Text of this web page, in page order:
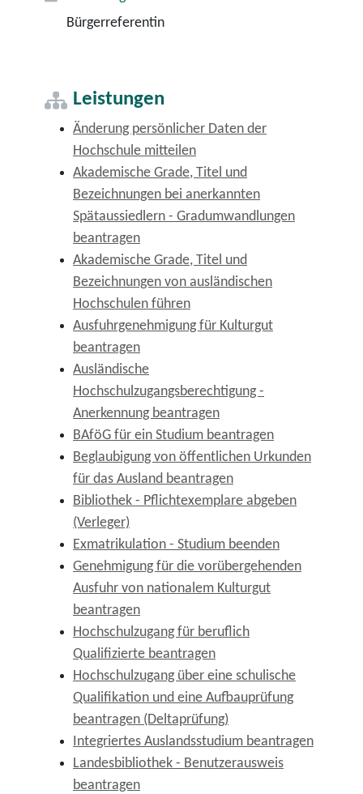
Bürgerreferentin
Leistungen
Änderung persönlicher Daten der
Hochschule mitteilen
Akademische Grade, Titel und
Bezeichnungen bei anerkannten
Spätaussiedlern - Gradumwandlungen
beantragen
Akademische Grade, Titel und
Bezeichnungen von ausländischen
Hochschulen führen
Ausfuhrgenehmigung für Kulturgut
beantragen
Ausländische
Hochschulzugangsberechtigung -
Anerkennung beantragen
BAföG für ein Studium beantragen
Beglaubigung von öffentlichen Urkunden
für das Ausland beantragen
Bibliothek - Pflichtexemplare abgeben
(Verleger)
Exmatrikulation - Studium beenden
Genehmigung für die vorübergehenden
Ausfuhr von nationalem Kulturgut
beantragen
Hochschulzugang für beruflich
Qualifizierte beantragen
Hochschulzugang über eine schulische
Qualifikation und eine Aufbauprüfung
beantragen (Deltaprüfung)
Integriertes Auslandsstudium beantragen
Landesbibliothek - Benutzerausweis
beantragen